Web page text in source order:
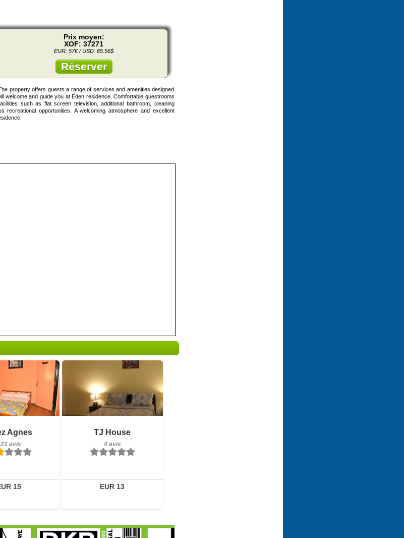
Prix moyen:
XOF: 37271
EUR: 57€ / USD: 65.56$
Réserver
property offers guests a range of services and amenities designed
welcome and guide you at Eden residence. Comfortable guestrooms
such as flat screen television, additional bathroom, cleaning
opportunities. A welcoming atmosphere and excellent
Agnes
avis
15
inclus
avis
TJ House
4 avis
EUR 13
4 avis
Détails
Réserver